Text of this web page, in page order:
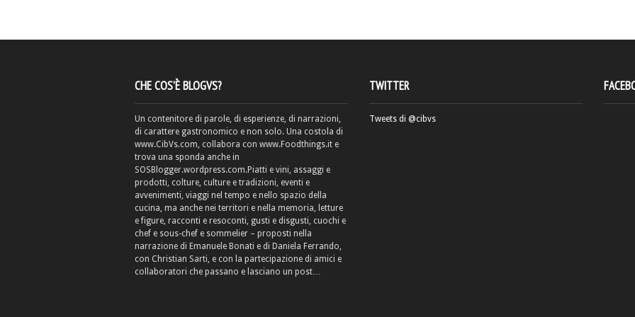
CHE COS’È BLOGVS?
Un contenitore di parole, di esperienze, di narrazioni,
di carattere gastronomico e non solo. Una costola di
www.CibVs.com, collabora con www.Foodthings.it e
trova una sponda anche in
SOSBlogger.wordpress.com.Piatti e vini, assaggi e
prodotti, colture, culture e tradizioni, eventi e
avvenimenti, viaggi nel tempo e nello spazio della
cucina, ma anche nei territori e nella memoria, letture
e figure, racconti e resoconti, gusti e disgusti, cuochi e
chef e sous-chef e sommelier – proposti nella
narrazione di Emanuele Bonati e di Daniela Ferrando,
con Christian Sarti, e con la partecipazione di amici e
collaboratori che passano e lasciano un post…
TWITTER
Tweets di @cibvs